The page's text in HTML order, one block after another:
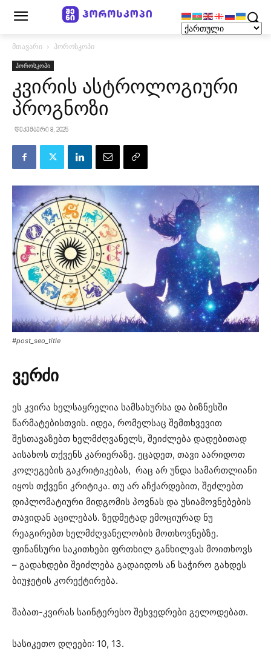
მთავარი ჰოროსკოპი
ჰოროსკოპი
კვირის ასტროლოგიური
პროგნოზი
დეკემბერი 8, 2025
#post_seo_title
ვერძი
ეს კვირა ხელსაყრელია სამსახურსა და ბიზნესში
წარმატებისთვის. იდეა, რომელსაც შემთხვევით
შესთავაზებთ ხელმძღვანელს, შეიძლება დადებითად
აისახოს თქვენს კარიერაზე. ეცადეთ, თავი აარიდოთ
კოლეგების გაკრიტიკებას, რაც არ უნდა სამართლიანი
იყოს თქვენი კრიტიკა. თუ არ აჩქარდებით, შეძლებთ
დიპლომატიური მიდგომის პოვნას და უსიამოვნებების
თავიდან აცილებას. ზედმეტად ემოციურად ნუ
რეაგირებთ ხელმძღვანელობის მოთხოვნებზე.
ფინანსური საკითხები ფრთხილ განხილვას მოითხოვს
– გადახდები შეიძლება გადაიდოს ან საჭირო გახდეს
ბიუჯეტის კორექტირება.
შაბათ-კვირას საინტერესო შეხვედრები გელოდებათ.
სასიკეთო დღეები: 10, 13.